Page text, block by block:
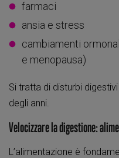
farmaci
ansia e stress
cambiamenti
e menopausa)
Si tratta di disturbi
degli anni.
Velocizzare la digestione:
L’alimentazione è